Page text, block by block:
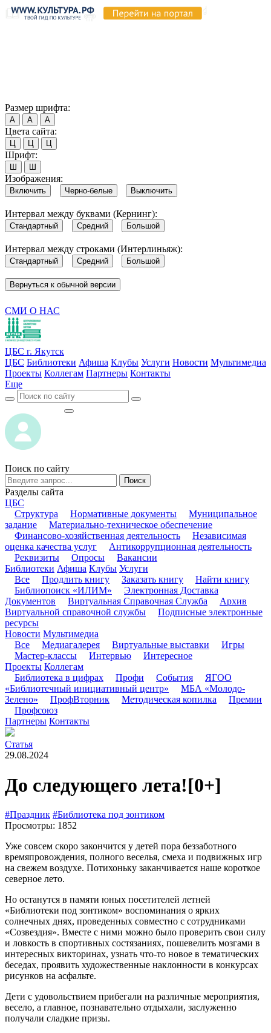
Размер шрифта:
А А А
Цвета сайта:
Ц Ц Ц
Шрифт:
Ш Ш
Изображения:
Включить Черно-белые Выключить
Интервал между буквами (Кернинг):
Стандартный Средний Большой
Интервал между строками (Интерлиньяж):
Стандартный Средний Большой
Вернуться к обычной версии
СМИ О НАС
ЦБС г. Якутск
ЦБС Библиотеки Афиша Клубы Услуги Новости Мультимедиа
Проекты Коллегам Партнеры Контакты
Еще
Поиск по сайту
Поиск
Разделы сайта
ЦБС
Структура
Нормативные документы
Муниципальное
задание
Материально-техническое обеспечение
Финансово-хозяйственная деятельность
Независимая
оценка качества услуг
Антикоррупционная деятельность
Реквизиты
Опросы
Вакансии
Библиотеки Афиша Клубы Услуги
Все
Продлить книгу Заказать книгу
Найти книгу
Библиопоиск «ИЛИМ»
Электронная Доставка
Документов
Виртуальная Справочная Служба
Архив
Виртуальной справочной службы
Подписные электронные
ресурсы
Новости Мультимедиа
Все
Медиагалерея Виртуальные выставки
Игры
Мастер-классы
Интервью
Интересное
Проекты Коллегам
Библиотека в цифрах
Профи События
ЯГОО
«Библиотечный инициативный центр»
МБА «Молодо-
Зелено»
ПрофВторник Методическая копилка
Премии
Профсоюз
Партнеры Контакты
Статья
29.08.2024
До следующего лета![0+]
#Праздник #Библиотека под зонтиком
Просмотры: 1852
Уже совсем скоро закончится у детей пора беззаботного
времяпровождения, полного веселья, смеха и подвижных игр
на свежем воздухе. Потихоньку заканчивается наше короткое
северное лето.
Но останутся в памяти юных посетителей летней
«Библиотеки под зонтиком» воспоминания о ярких
солнечных днях, проведенных совместно с сотрудниками
«Созвездия». Вместе с ними можно было проверить свои силу
и ловкость в спортивных состязаниях, пошевелить мозгами в
интересных викторинах, узнать что-то новое в тематических
беседах, проявить художественные наклонности в конкурсах
рисунков на асфальте.
Дети с удовольствием прибегали на различные мероприятия,
весело, а главное, познавательно отдыхали, заслуженно
получали сладкие призы.